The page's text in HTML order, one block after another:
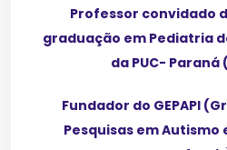
Professor convidado
graduação em Pediatria
da PUC-
Fundador do GEPAPI
Pesquisas em Autismo